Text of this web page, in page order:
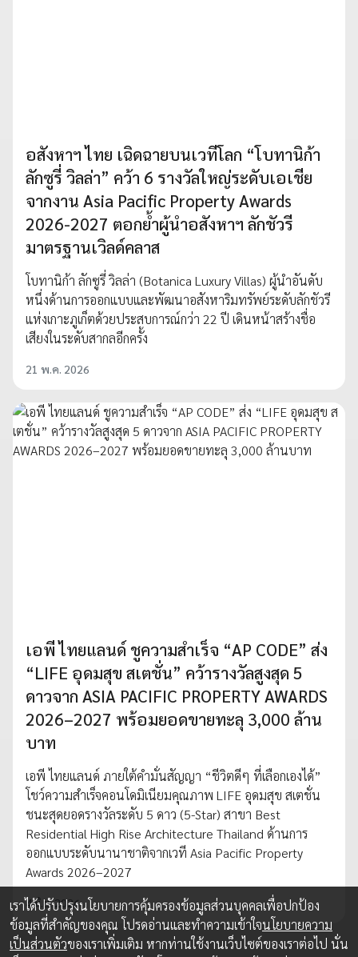
อสังหาฯ ไทย เฉิดฉายบนเวทีโลก “โบทานิก้า
ลักซูรี่ วิลล่า” คว้า 6 รางวัลใหญ่ระดับเอเชีย
จากงาน Asia Pacific Property Awards
2026-2027 ตอกย้ำผู้นำอสังหาฯ ลักชัวรี
มาตรฐานเวิลด์คลาส
โบทานิก้า ลักซูรี่ วิลล่า (Botanica Luxury Villas) ผู้นำอันดับ
หนึ่งด้านการออกแบบและพัฒนาอสังหาริมทรัพย์ระดับลักชัวรี
แห่งเกาะภูเก็ตด้วยประสบการณ์กว่า 22 ปี เดินหน้าสร้างชื่อ
เสียงในระดับสากลอีกครั้ง
21 พ.ค. 2026
เอพี ไทยแลนด์ ชูความสำเร็จ “AP CODE” ส่ง
“LIFE อุดมสุข สเตชั่น” คว้ารางวัลสูงสุด 5
ดาวจาก ASIA PACIFIC PROPERTY AWARDS
2026–2027 พร้อมยอดขายทะลุ 3,000 ล้าน
บาท
เอพี ไทยแลนด์ ภายใต้คำมั่นสัญญา “ชีวิตดีๆ ที่เลือกเองได้”
โชว์ความสำเร็จคอนโดมิเนียมคุณภาพ LIFE อุดมสุข สเตชั่น
ชนะสุดยอดรางวัลระดับ 5 ดาว (5-Star) สาขา Best
Residential High Rise Architecture Thailand ด้านการ
ออกแบบระดับนานาชาติจากเวที Asia Pacific Property
Awards 2026–2027
4 มิ.ย. 2026
เราได้ปรับปรุงนโยบายการคุ้มครองข้อมูลส่วนบุคคลเพื่อปกป้อง
ข้อมูลที่สำคัญของคุณ โปรดอ่านและทำความเข้าใจนโยบายความ
เป็นส่วนตัวของเราเพิ่มเติม หากท่านใช้งานเว็บไซต์ของเราต่อไป นั่น